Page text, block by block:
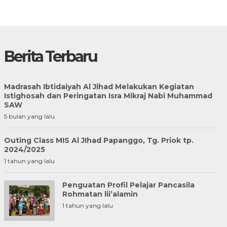
Berita Terbaru
Madrasah Ibtidaiyah Al Jihad Melakukan Kegiatan
Istighosah dan Peringatan Isra Mikraj Nabi Muhammad
SAW
5 bulan yang lalu
Outing Class MIS Al JIhad Papanggo, Tg. Priok tp.
2024/2025
1 tahun yang lalu
Penguatan Profil Pelajar Pancasila
Rohmatan lii’alamin
1 tahun yang lalu